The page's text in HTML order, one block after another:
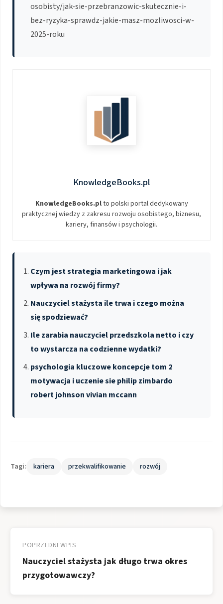
osobisty/jak-sie-przebranzowic-skutecznie-i-
bez-ryzyka-sprawdz-jakie-masz-mozliwosci-w-
2025-roku
KnowledgeBooks.pl
KnowledgeBooks.plto polski portal dedykowany
praktycznej wiedzy z zakresu rozwoju osobistego, biznesu,
kariery, finansów i psychologii.
Czym jest strategia marketingowa i jak
wpływa na rozwój firmy?
Nauczyciel stażysta ile trwa i czego można
się spodziewać?
Ile zarabia nauczyciel przedszkola netto i czy
to wystarcza na codzienne wydatki?
psychologia kluczowe koncepcje tom 2
motywacja i uczenie sie philip zimbardo
robert johnson vivian mccann
Tagi: kariera przekwalifikowanie rozwój
wpisu
POPRZEDNI WPIS
Nauczyciel stażysta jak długo trwa okres
przygotowawczy?